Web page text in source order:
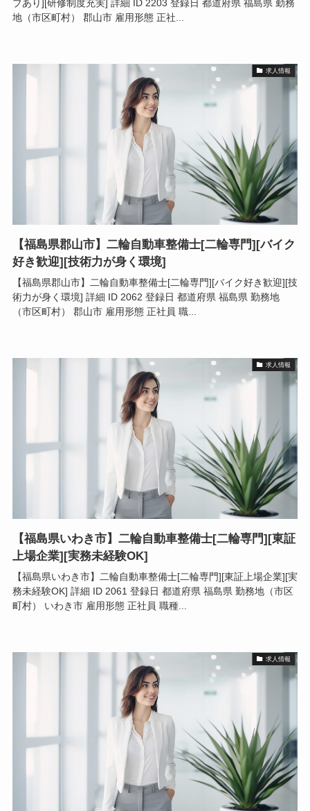
ブあり][研修制度充実] 詳細 ID 2203 登録日 都道府県 福島県 勤務
地（市区町村） 郡山市 雇用形態 正社...
求人情報
【福島県郡山市】二輪自動車整備士[二輪専門][バイク
好き歓迎][技術力が身く環境]
【福島県郡山市】二輪自動車整備士[二輪専門][バイク好き歓迎][技
術力が身く環境] 詳細 ID 2062 登録日 都道府県 福島県 勤務地
（市区町村） 郡山市 雇用形態 正社員 職...
求人情報
【福島県いわき市】二輪自動車整備士[二輪専門][東証
上場企業][実務未経験OK]
【福島県いわき市】二輪自動車整備士[二輪専門][東証上場企業][実
務未経験OK] 詳細 ID 2061 登録日 都道府県 福島県 勤務地（市区
町村） いわき市 雇用形態 正社員 職種...
求人情報